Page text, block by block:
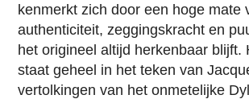
kenmerkt zich door een hoge mate
authenticiteit, zeggingskracht en
het origineel altijd herkenbaar blijft.
staat geheel in het teken van
vertolkingen van het onmetelijke